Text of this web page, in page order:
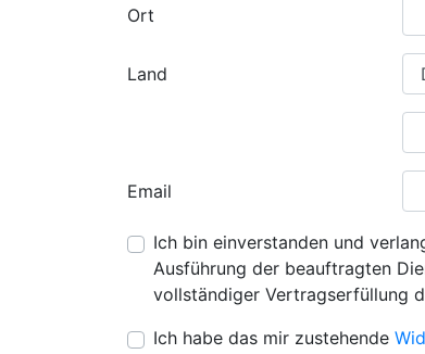
Ort
Land
Email
Ich bin einverstanden und
Ausführung der beauftragten
vollständiger Vertragserfüllung
Ich habe das mir zustehende